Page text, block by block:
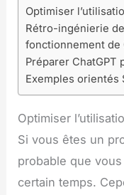
Optimiser
Rétro-ingénierie
fonctionnement de
Préparer ChatGPT
Exemples orientés
Optimiser
Si vous êtes un
probable que
certain temps.